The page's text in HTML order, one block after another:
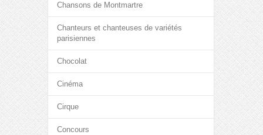
Chansons de Montmartre
Chanteurs et chanteuses de variétés
parisiennes
Chocolat
Cinéma
Cirque
Concours